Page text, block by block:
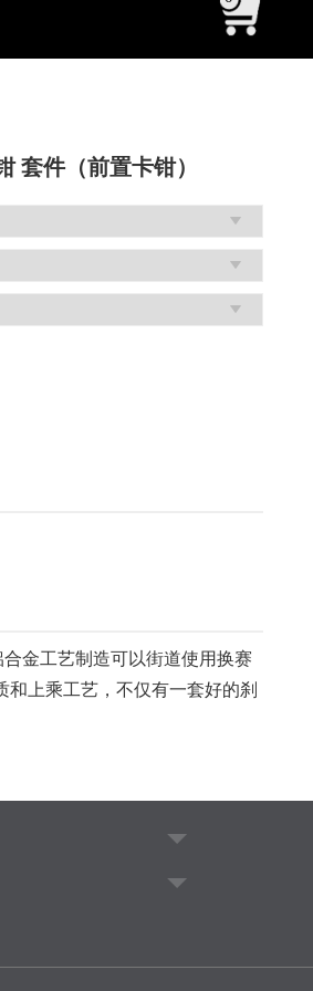
套件（前置卡钳）
金工艺制造可以街道使用换赛
上乘工艺，不仅有一套好的刹